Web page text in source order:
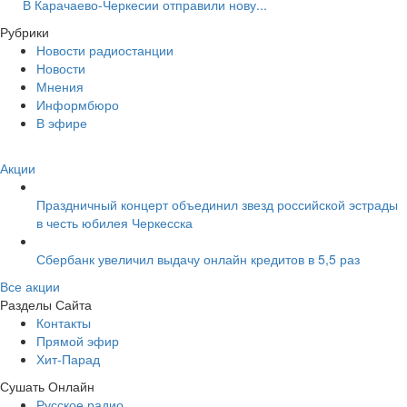
В Карачаево-Черкесии отправили нову...
Рубрики
Новости радиостанции
Новости
Мнения
Информбюро
В эфире
Акции
Праздничный концерт объединил звезд российской эстрады
в честь юбилея Черкесска
Сбербанк увеличил выдачу онлайн кредитов в 5,5 раз
Все акции
Разделы Сайта
Контакты
Прямой эфир
Хит-Парад
Сушать Онлайн